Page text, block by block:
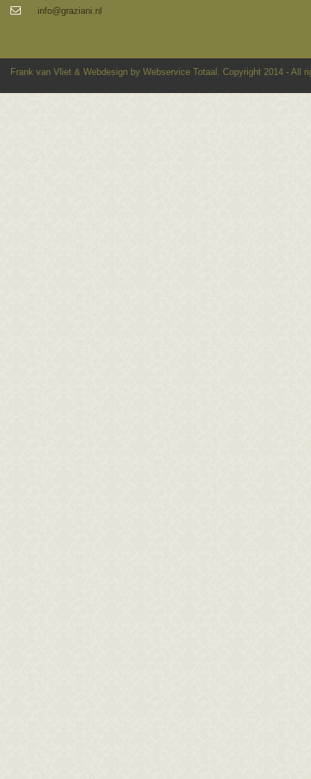
info@graziani.nl
Frank van Vliet & Webdesign by Webservice Totaal . Copyright 2014 - All